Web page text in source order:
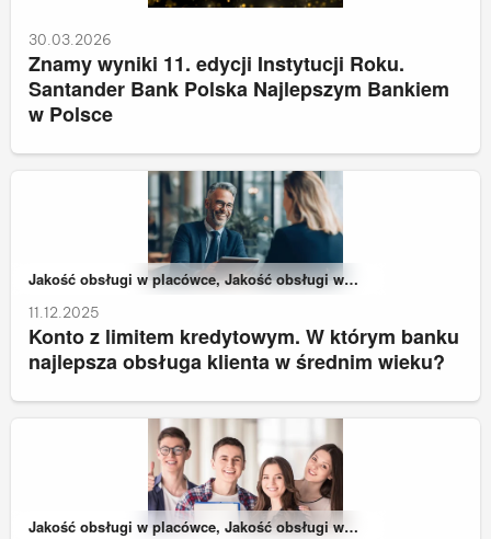
30.03.2026
Znamy wyniki 11. edycji Instytucji Roku.
Santander Bank Polska Najlepszym Bankiem
w Polsce
Należy do kategorii:
Jakość obsługi w placówce, Jakość obsługi w
11.12.2025
Konto z limitem kredytowym. W którym banku
najlepsza obsługa klienta w średnim wieku?
Należy do kategorii:
Jakość obsługi w placówce, Jakość obsługi w